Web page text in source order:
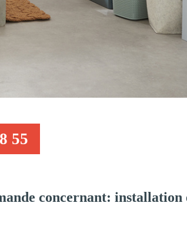
55
concernant: installation